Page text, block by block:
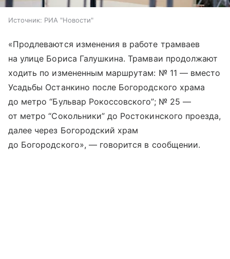
Источник: РИА "Новости"
«Продлеваются изменения в работе трамваев
на улице Бориса Галушкина. Трамваи продолжают
ходить по измененным маршрутам: № 11 — вместо
Усадьбы Останкино после Богородского храма
до метро “Бульвар Рокоссовского”; № 25 —
от метро “Сокольники” до Ростокинского проезда,
далее через Богородский храм
до Богородского», — говорится в сообщении.